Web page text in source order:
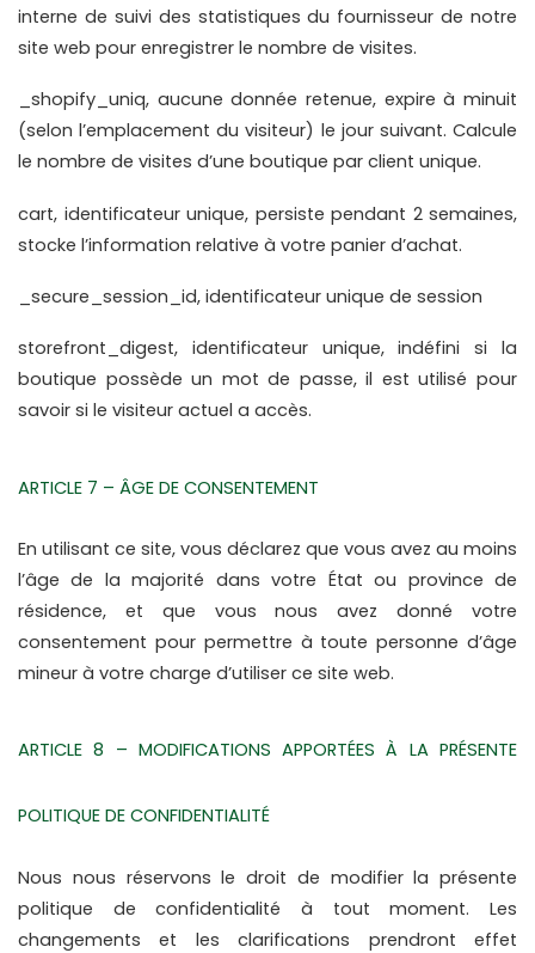
interne de suivi des statistiques du fournisseur de notre
site web pour enregistrer le nombre de visites.
_shopify_uniq, aucune donnée retenue, expire à minuit
(selon l’emplacement du visiteur) le jour suivant. Calcule
le nombre de visites d’une boutique par client unique.
cart, identificateur unique, persiste pendant 2 semaines,
stocke l’information relative à votre panier d’achat.
_secure_session_id, identificateur unique de session
storefront_digest, identificateur unique, indéfini si la
boutique possède un mot de passe, il est utilisé pour
savoir si le visiteur actuel a accès.
ARTICLE 7 – ÂGE DE CONSENTEMENT
En utilisant ce site, vous déclarez que vous avez au moins
l’âge de la majorité dans votre État ou province de
résidence, et que vous nous avez donné votre
consentement pour permettre à toute personne d’âge
mineur à votre charge d’utiliser ce site web.
ARTICLE 8 – MODIFICATIONS APPORTÉES À LA PRÉSENTE
POLITIQUE DE CONFIDENTIALITÉ
Nous nous réservons le droit de modifier la présente
politique de confidentialité à tout moment. Les
changements et les clarifications prendront effet